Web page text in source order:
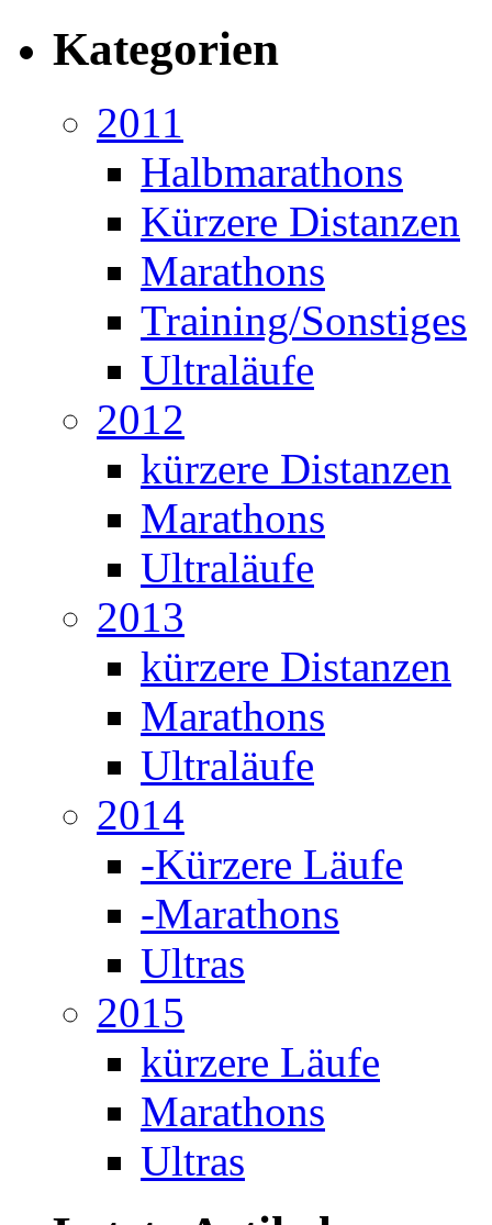
Kategorien
2011
Halbmarathons
Kürzere Distanzen
Marathons
Training/Sonstiges
Ultraläufe
2012
kürzere Distanzen
Marathons
Ultraläufe
2013
kürzere Distanzen
Marathons
Ultraläufe
2014
-Kürzere Läufe
-Marathons
Ultras
2015
kürzere Läufe
Marathons
Ultras